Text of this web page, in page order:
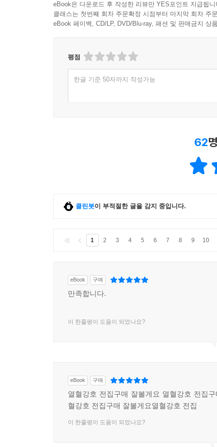
eBook은 다운로드 후 작성한 리뷰만 YES포인트 지급됩니
클래스는 첫번째 회차 주문확정 시점부터 마지막 회차 주
eBook 페이백, CD/LP, DVD/Blu-ray, 패션 및 판매금지 상
평점
한글 기준 50자까지 작성가능
62
클린봇이 부적절한 글을 감지 중입니다.
1 2 3 4 5 6 7 8 9 10
eBook 구매
만족합니다.
이 한줄평이 도움이 되었나요?
eBook 구매
열혈강호 전집구매 잘볼게요 열혈강호 전집
혈강호 전집구매 잘볼게요열혈강호 전집
이 한줄평이 도움이 되었나요?